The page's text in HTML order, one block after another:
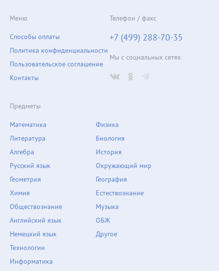
Предметы
Математика
Литература
Алгебра
Русский язык
Геометрия
Химия
Физика
Биология
История
Окружающий мир
География
Естествознание
Обществознание
Английский язык
Немецкий язык
Технологии
Информатика
Музыка
ОБЖ
Другое
Меню
Способы оплаты
Политика конфиденциальности
Пользовательское соглашение
Контакты
Телефон / факс
+7 (499) 288-70-35
Мы с социальных сетях